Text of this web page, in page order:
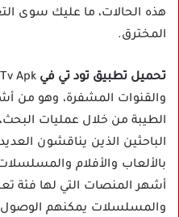
المخترق.
تحميل تطبيق تود تي في
والقنوات المشفرة، وهو من
الطيبة من خلال عمليات
الباحثين الذين يناقشون
بالألعاب والأفلام
أشهر المنصات التي لها فئة
والمسلسلات يمكنهم الوصول